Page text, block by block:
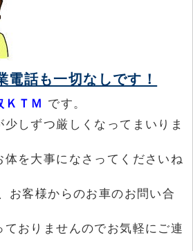
電話も一切なしです！
ＫＴＭ です。
しずつ厳しくなってまいりま
を大事になさってくださいね
お客様からのお車のお問い合
おりませんのでお気軽にご連